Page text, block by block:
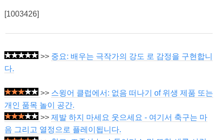
[1003426]
>> 중요: 배우는 극작가의 강도 로 감정을 구현합니
다.
>> 스윙어 클럽에서: 없음 떠나기 of 위생 제품 또는
개인 품목 놀이 공간.
>> 제발 하지 마세요 웃으세요 - 여기서 축구는 마
음 그리고 열정으로 플레이됩니다.